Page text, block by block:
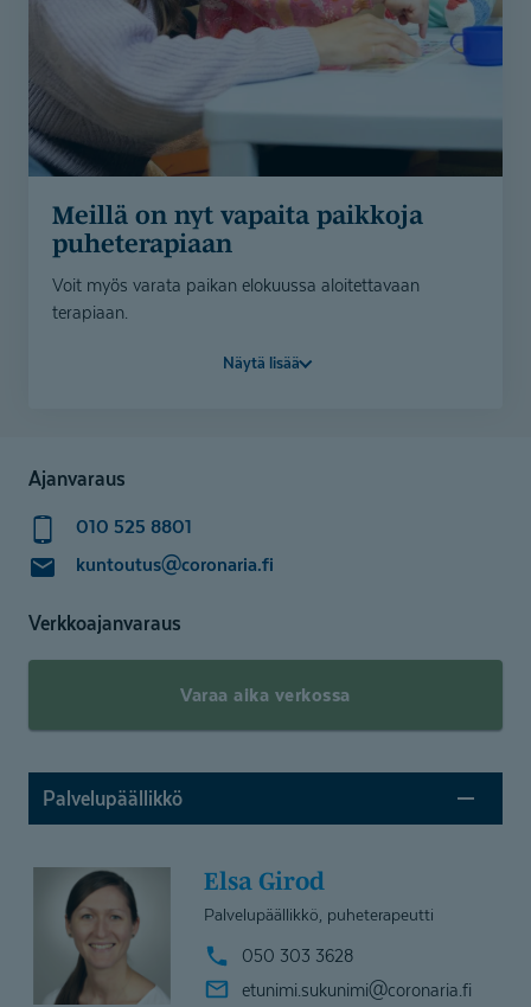
Meillä on nyt vapaita paikkoja
puheterapiaan
Voit myös varata paikan elokuussa aloitettavaan
terapiaan.
Olethan yhteydessä asiakaspalveluumme 010 525 8801
Lähetä lomake - etsimme sinulle sopivan
Näytä lisää
Ajanvaraus
010 525 8801
kuntoutus@coronaria.fi
Verkkoajanvaraus
Varaa aika verkossa
Palvelupäällikkö
Elsa Girod
Palvelupäällikkö, puheterapeutti
050 303 3628
etunimi.sukunimi@coronaria.fi